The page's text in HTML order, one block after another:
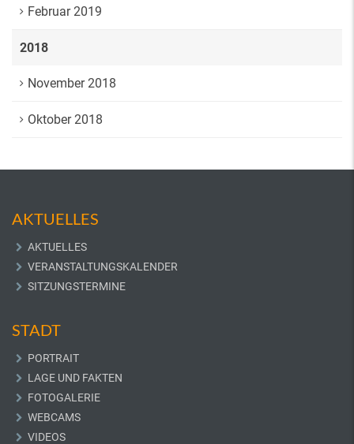
Februar 2019
2018
November 2018
Oktober 2018
AKTUELLES
AKTUELLES
VERANSTALTUNGSKALENDER
SITZUNGSTERMINE
STADT
PORTRAIT
LAGE UND FAKTEN
FOTOGALERIE
WEBCAMS
VIDEOS